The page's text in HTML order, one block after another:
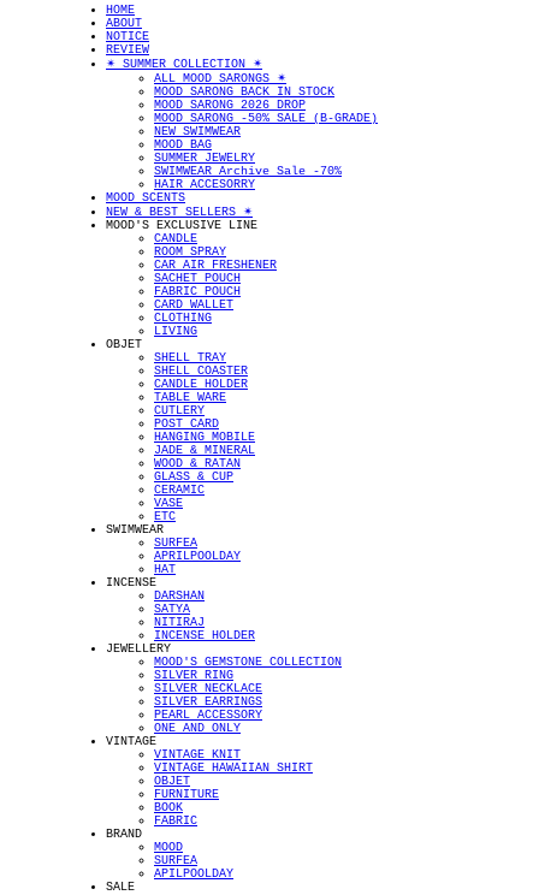
HOME
ABOUT
NOTICE
REVIEW
✴︎ SUMMER COLLECTION ✴︎
ALL MOOD SARONGS ✴︎
MOOD SARONG BACK IN STOCK
MOOD SARONG 2026 DROP
MOOD SARONG -50% SALE (B-GRADE)
NEW SWIMWEAR
MOOD BAG
SUMMER JEWELRY
SWIMWEAR Archive Sale -70%
HAIR ACCESORRY
MOOD SCENTS
NEW & BEST SELLERS ✴︎
MOOD'S EXCLUSIVE LINE
CANDLE
ROOM SPRAY
CAR AIR FRESHENER
SACHET POUCH
FABRIC POUCH
CARD WALLET
CLOTHING
LIVING
OBJET
SHELL TRAY
SHELL COASTER
CANDLE HOLDER
TABLE WARE
CUTLERY
POST CARD
HANGING MOBILE
JADE & MINERAL
WOOD & RATAN
GLASS & CUP
CERAMIC
VASE
ETC
SWIMWEAR
SURFEA
APRILPOOLDAY
HAT
INCENSE
DARSHAN
SATYA
NITIRAJ
INCENSE HOLDER
JEWELLERY
MOOD'S GEMSTONE COLLECTION
SILVER RING
SILVER NECKLACE
SILVER EARRINGS
PEARL ACCESSORY
ONE AND ONLY
VINTAGE
VINTAGE KNIT
VINTAGE HAWAIIAN SHIRT
OBJET
FURNITURE
BOOK
FABRIC
BRAND
MOOD
SURFEA
APILPOOLDAY
SALE